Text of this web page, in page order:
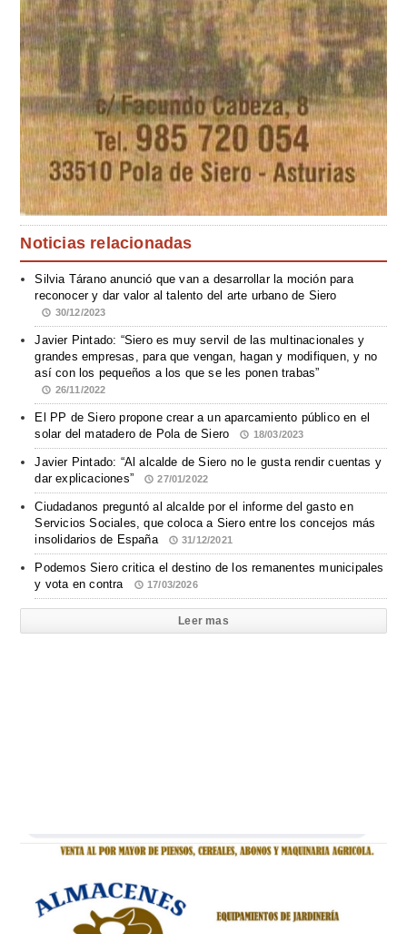
Noticias relacionadas
Silvia Tárano anunció que van a desarrollar la moción para
reconocer y dar valor al talento del arte urbano de Siero
30/12/2023
Javier Pintado: “Siero es muy servil de las multinacionales y
grandes empresas, para que vengan, hagan y modifiquen, y no
así con los pequeños a los que se les ponen trabas”
26/11/2022
El PP de Siero propone crear a un aparcamiento público en el
solar del matadero de Pola de Siero
18/03/2023
Javier Pintado: “Al alcalde de Siero no le gusta rendir cuentas y
dar explicaciones”
27/01/2022
Ciudadanos preguntó al alcalde por el informe del gasto en
Servicios Sociales, que coloca a Siero entre los concejos más
insolidarios de España
31/12/2021
Podemos Siero critica el destino de los remanentes municipales
y vota en contra
17/03/2026
Leer mas